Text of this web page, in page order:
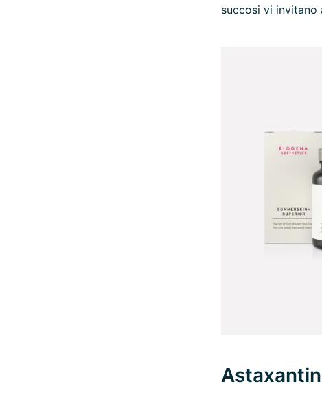
succosi vi invitano